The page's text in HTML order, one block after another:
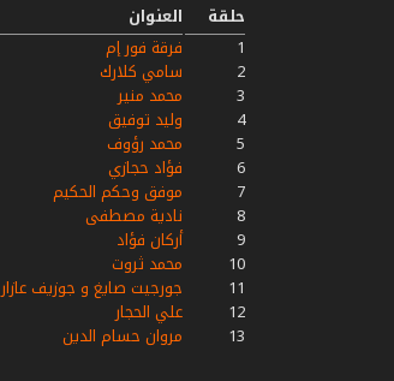
حلقة العنوان
1
فرقة فور إم
2
سامي كلارك
3
محمد منير
4
وليد توفيق
5
محمد رؤوف
6
فؤاد حجازي
7
موفق وحكم الحكيم
8
نادية مصطفى
9
أركان فؤاد
10
محمد ثروت
11
جورجيت صايغ و جوزيف عازار
12
علي الحجار
13
مروان حسام الدين